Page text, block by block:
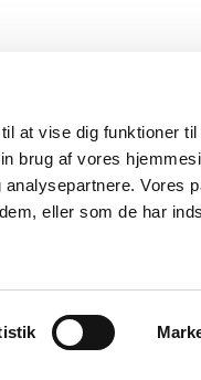
at vise dig funktioner
brug af vores
Vores
eller som de har